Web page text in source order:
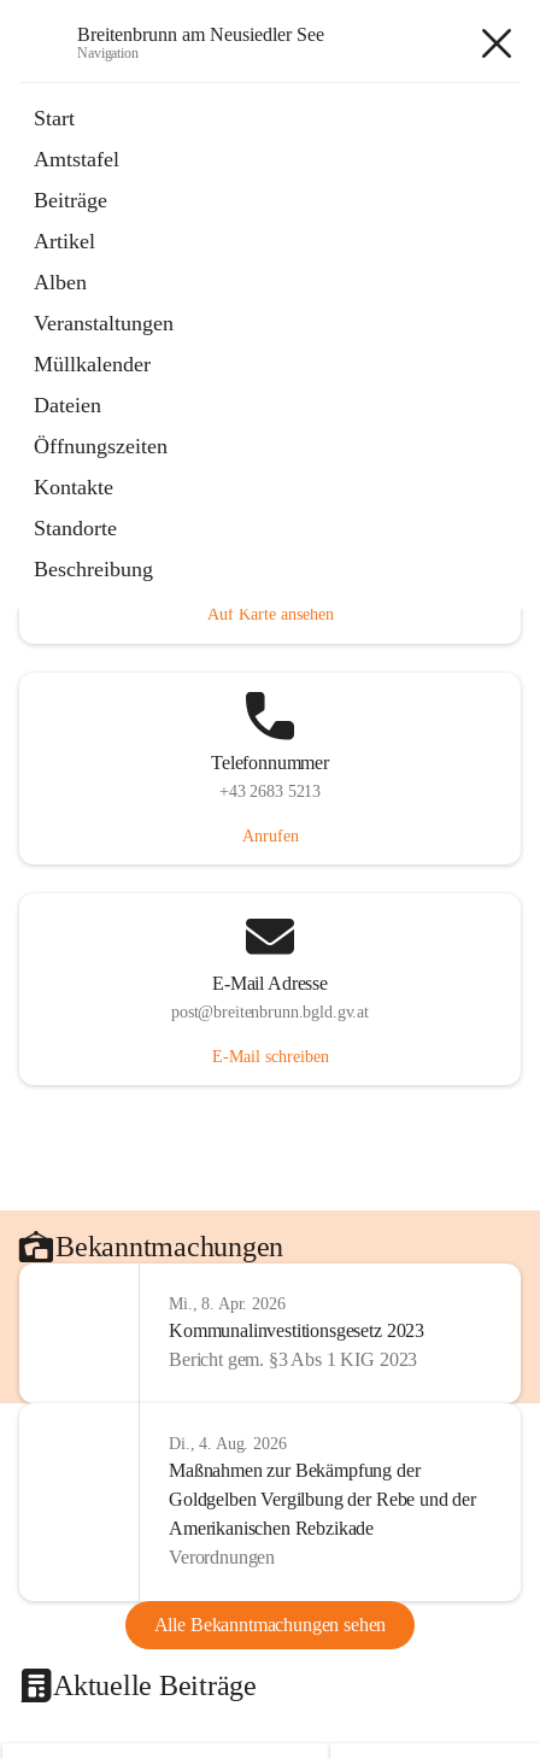
Breitenbrunn am Neusiedler See
Navigation
Start
Amtstafel
Beiträge
Artikel
Alben
Veranstaltungen
Müllkalender
Dateien
Öffnungszeiten
Kontakte
Standorte
Beschreibung
18 Schnellzugriffe
Gemeindeservice
Auf Karte ansehen
Telefonnummer
+43 2683 5213
Anrufen
E-Mail Adresse
post@breitenbrunn.bgld.gv.at
E-Mail schreiben
Bekanntmachungen
Mi., 8. Apr. 2026
Kommunalinvestitionsgesetz 2023
Bericht gem. §3 Abs 1 KIG 2023
Di., 4. Aug. 2026
Maßnahmen zur Bekämpfung der
Goldgelben Vergilbung der Rebe und der
Amerikanischen Rebzikade
Verordnungen
Alle Bekanntmachungen sehen
Aktuelle Beiträge